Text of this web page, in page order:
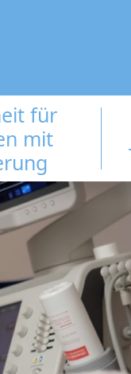
für
mit